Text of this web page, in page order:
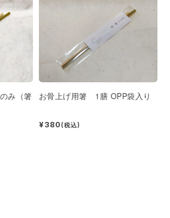
み（箸
お骨上げ用箸 1膳 OPP袋入り
¥380(税込)